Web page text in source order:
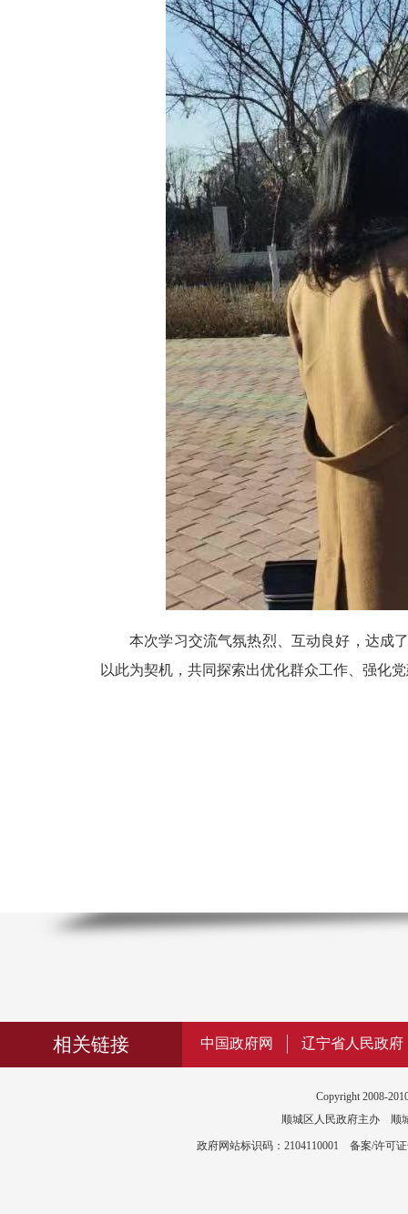
本次学习交流气氛热烈、互动良好，达成
以此为契机，共同探索出优化群众工作、强化
相关链接 中国政府网 辽宁省人民政府
Copyright 2008-
顺城区人民政府主办 顺
政府网站标识码：2104110001 备案/许可